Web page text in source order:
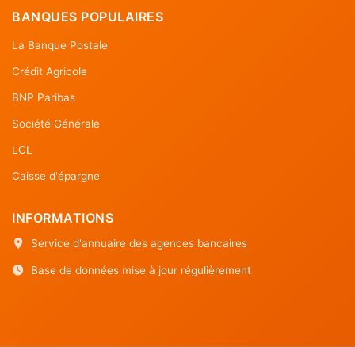
BANQUES POPULAIRES
La Banque Postale
Crédit Agricole
BNP Paribas
Société Générale
LCL
Caisse d'épargne
INFORMATIONS
Service d'annuaire des agences bancaires
Base de données mise à jour régulièrement